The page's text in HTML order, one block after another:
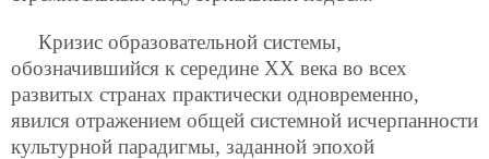
Кризис образовательной системы,
обозначившийся к середине ХХ века во всех
развитых странах практически одновременно,
явился отражением общей системной исчерпанности
культурной парадигмы, заданной эпохой